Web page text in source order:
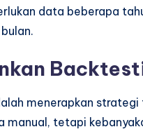
data beberapa
menerapkan
manual, tetapi